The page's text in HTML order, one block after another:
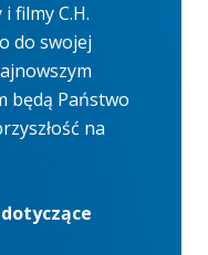
filmy C.H.
do swojej
będą Państwo
na